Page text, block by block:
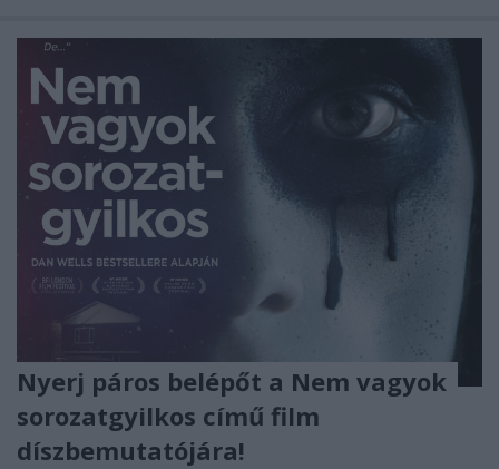
Nyerj páros belépőt a Nem vagyok
sorozatgyilkos című film
díszbemutatójára!